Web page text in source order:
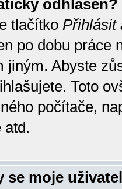
odhlášen?
tlačítko Přihlásit
po dobu práce
jiným. Abyste
Toto
počítače,
atd.
se moje